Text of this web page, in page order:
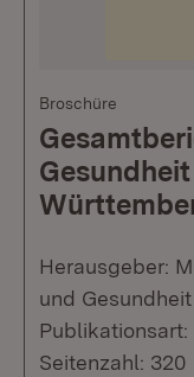
Broschüre
Herausgeber:
und Gesundheit
Publikationsart:
Seitenzahl: 320